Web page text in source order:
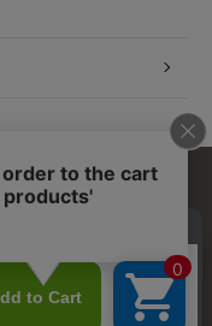
ライバシーポリシー
店舗リスト